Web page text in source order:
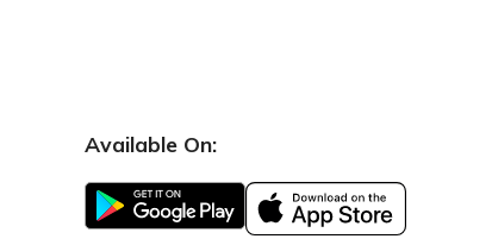
Available On: